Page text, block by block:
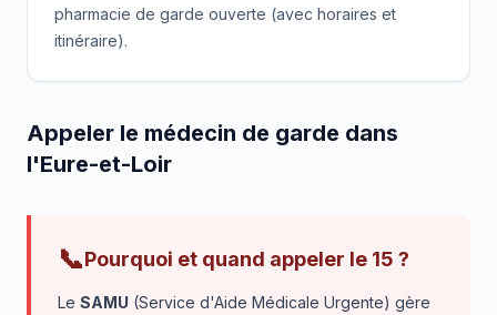
pharmacie de garde ouverte (avec horaires et
itinéraire).
Appeler le médecin de garde dans
l'Eure-et-Loir
📞Pourquoi et quand appeler le 15 ?
Le SAMU (Service d'Aide Médicale Urgente) gère